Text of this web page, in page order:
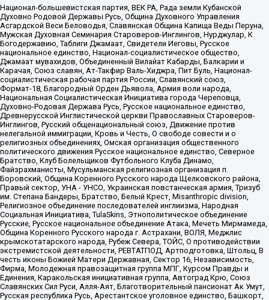
Национал-большевистская партия, ВЕК РА, Рада земли Кубанской
Духовно Родовой Державы Русь, Община Духовного Управления
Асгардской Веси Беловодья, Славянская Община Капища Веды Перуна,
Мужская Духовная Семинария Староверов-Инглингов, Нурджулар, К
Богодержавию, Таблиги Джамаат, Свидетели Иеговы, Русское
национальное единство, Национал-социалистическое общество,
Джамаат мувахидов, Объединенный Вилайат Кабарды, Балкарии и
Карачая, Союз славян, Ат-Такфир Валь-Хиджра, Пит Буль, Национал-
социалистическая рабочая партия России, Славянский союз,
Формат-18, Благородный Орден Дьявола, Армия воли народа,
Национальная Социалистическая Инициатива города Череповца,
Духовно-Родовая Держава Русь, Русское национальное единство,
Древнерусской Инглистической церкви Православных Староверов-
Инглингов, Русский общенациональный союз, Движение против
нелегальной иммиграции, Кровь и Честь, О свободе совести и о
религиозных объединениях, Омская организация общественного
политического движения Русское национальное единство, Северное
Братство, Клуб Болельщиков Футбольного Клуба Динамо,
Файзрахманисты, Мусульманская религиозная организация п.
Боровский, Община Коренного Русского народа Щелковского района,
Правый сектор, УНА - УНСО, Украинская повстанческая армия, Тризуб
им. Степана Бандеры, Братство, Белый Крест, Misanthropic division,
Религиозное объединение последователей инглиизма, Народная
Социальная Инициатива, TulaSkins, Этнополитическое объединение
Русские, Русское национальное объединение Атака, Мечеть Мирмамеда,
Община Коренного Русского народа г. Астрахани, ВОЛЯ, Меджлис
крымскотатарского народа, Рубеж Севера, ТОЙС, О противодействии
экстремистской деятельности, РЕВТАТПОД, Артподготовка, Штольц, В
честь иконы Божией Матери Державная, Сектор 16, Независимость,
Фирма, Молодежная правозащитная группа МПГ, Курсом Правды и
Единения, Каракольская инициативная группа, Автоград Крю, Союз
Славянских Сил Руси, Алля-Аят, Благотворительный пансионат Ак Умут,
Русская республика Русь, Арестантское уголовное единство, Башкорт,